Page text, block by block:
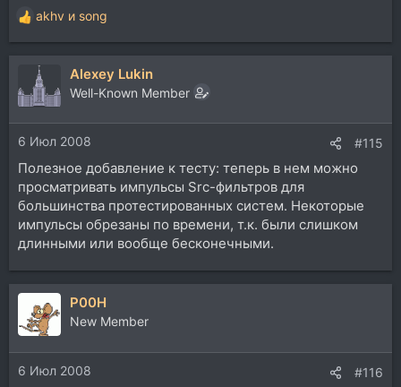
Р
е
а
ц
и
и
:
akhv и song
Alexey Lukin
Well-Known Member
6 Июл 2008 #115
Полезное добавление к тесту: теперь в нем можно
просматривать импульсы Src-фильтров для
большинства протестированных систем. Некоторые
импульсы обрезаны по времени, т.к. были слишком
длинными или вообще бесконечными.
P00H
New Member
6 Июл 2008 #116